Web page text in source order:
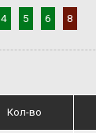
4 5 6 8
Кол-во